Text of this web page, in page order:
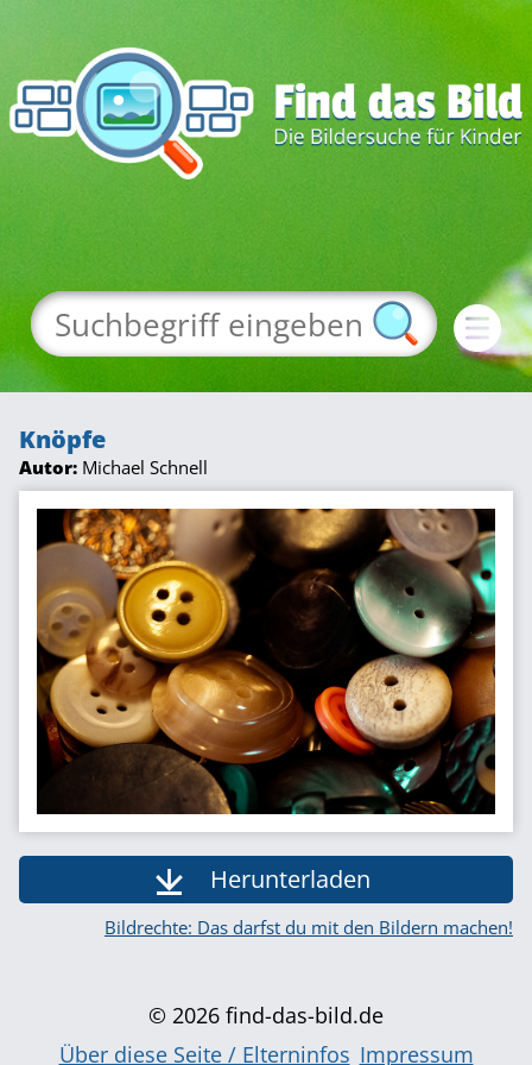
Knöpfe
Autor: Michael Schnell
Herunterladen
Bildrechte: Das darfst du mit den Bildern machen!
© 2026 find-das-bild.de
Über diese Seite / Elterninfos Impressum